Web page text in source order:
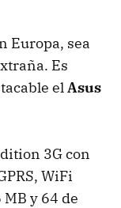
Europa, sea
Es
elAsus
3G con
WiFi
y 64 de